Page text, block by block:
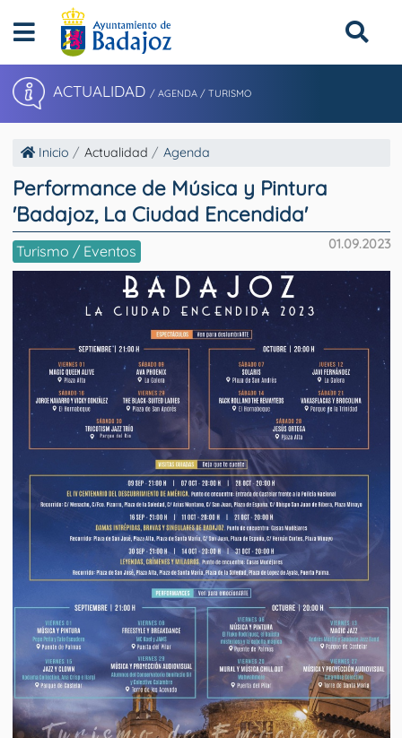
ACTUALIDAD / AGENDA / TURISMO
Inicio Actualidad Agenda
Performance de Música y Pintura
'Badajoz, La Ciudad Encendida'
01.09.2023
Turismo / Eventos